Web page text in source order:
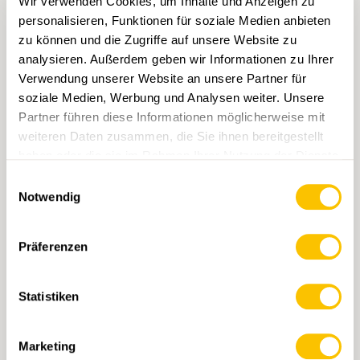
personalisieren, Funktionen für soziale Medien anbieten
zu können und die Zugriffe auf unsere Website zu
analysieren. Außerdem geben wir Informationen zu Ihrer
Verwendung unserer Website an unsere Partner für
soziale Medien, Werbung und Analysen weiter. Unsere
Partner führen diese Informationen möglicherweise mit
weiteren Daten zusammen, die Sie ihnen bereitgestellt
Notwendig
Präferenzen
Statistiken
Marketing
Besonders stark ist die Zunahme der
Wandernden zwischen 2013 und 2019 in der
Altersgruppe der 15- bis 29-Jährigen (plus 17
Prozentpunkte).
Wanderungen
Durchschnittlich werden 15 Wanderungen
Wohnbevölkerung nutzt die signalisierten
Wanderwege. Hiermit sind die Wanderwege
Sportinfrastruktur in der Schweiz.